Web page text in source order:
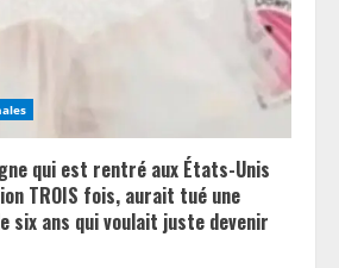
qui est rentré aux États-Unis
TROIS fois, aurait tué une
six ans qui voulait juste devenir